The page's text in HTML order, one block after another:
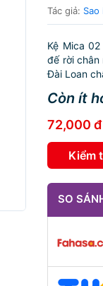
Tác giả: Sao
Kệ Mica
đế rời chân
Đài Loan
Còn ít
72,000 đ
Kiểm
SO